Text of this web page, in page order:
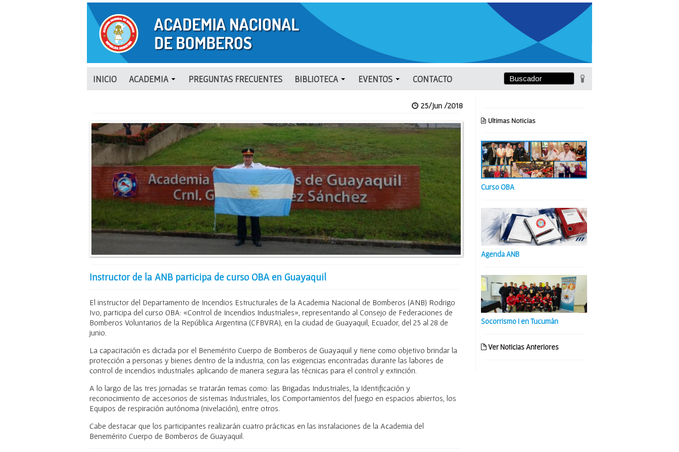
INICIO ACADEMIA PREGUNTAS FRECUENTES BIBLIOTECA EVENTOS CONTACTO
25/Jun /2018
Instructor de la ANB participa de curso OBA en Guayaquil
El instructor del Departamento de Incendios Estructurales de la Academia Nacional de Bomberos (ANB) Rodrigo
Ivo, participa del curso OBA: «Control de Incendios Industriales», representando al Consejo de Federaciones de
Bomberos Voluntarios de la República Argentina (CFBVRA), en la ciudad de Guayaquil, Ecuador, del 25 al 28 de
junio.
La capacitación es dictada por el Benemérito Cuerpo de Bomberos de Guayaquil y tiene como objetivo brindar la
protección a personas y bienes dentro de la industria, con las exigencias encontradas durante las labores de
control de incendios industriales aplicando de manera segura las técnicas para el control y extinción.
A lo largo de las tres jornadas se tratarán temas como: las Brigadas Industriales, la Identificación y
reconocimiento de accesorios de sistemas Industriales, los Comportamientos del fuego en espacios abiertos, los
Equipos de respiración autónoma (nivelación), entre otros.
Cabe destacar que los participantes realizarán cuatro prácticas en las instalaciones de la Academia del
Benemérito Cuerpo de Bomberos de Guayaquil.
Ultimas Noticias
Curso OBA
Agenda ANB
Socorrismo I en Tucumán
Ver Noticias Anteriores